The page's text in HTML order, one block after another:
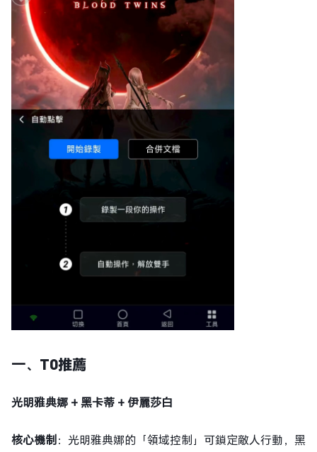
一、 T0推薦
光明雅典娜 + 黑卡蒂 + 伊麗莎白
核心機制 ：光明雅典娜的「領域控制」可鎖定敵人行動，黑